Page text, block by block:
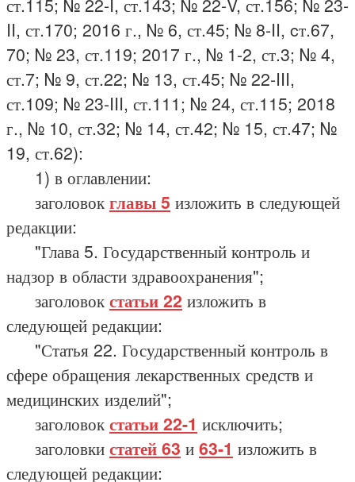
ст.115; № 22-I, ст.143; № 22-V, ст.156; № 23-
II, ст.170; 2016 г., № 6, ст.45; № 8-II, cт.67,
70; № 23, ст.119; 2017 г., № 1-2, ст.3; № 4,
ст.7; № 9, ст.22; № 13, ст.45; № 22-III,
ст.109; № 23-III, ст.111; № 24, ст.115; 2018
г., № 10, ст.32; № 14, ст.42; № 15, ст.47; №
19, ст.62):
1) в оглавлении:
заголовок главы 5 изложить в следующей
редакции:
"Глава 5. Государственный контроль и
надзор в области здравоохранения";
заголовок статьи 22 изложить в
следующей редакции:
"Статья 22. Государственный контроль в
сфере обращения лекарственных средств и
медицинских изделий";
заголовок статьи 22-1 исключить;
заголовки статей 63 и 63-1 изложить в
следующей редакции: